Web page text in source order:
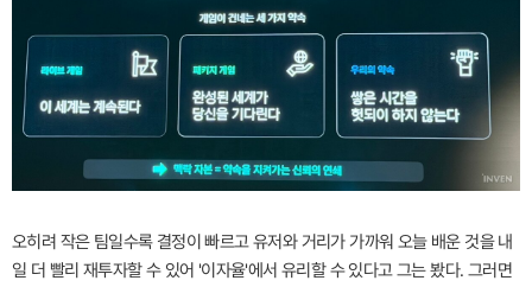
오히려 작은 팀일수록 결정이 빠르고 유저와 거리가 가까워 오늘 배운 것을 내
일 더 빨리 재투자할 수 있어 '이자율'에서 유리할 수 있다고 그는 봤다. 그러면